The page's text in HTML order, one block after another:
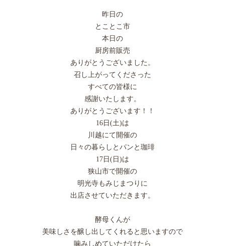
昨日の
とことこ市
本日の
厨房前販売
ありがとうございました。
召し上がってくださった
すべての皆様に
感謝いたします。
ありがとうございます！！
16日(土)は
川越にて開催の
日々の暮らしとパンと珈琲
17日(日)は
狭山市で開催の
明光寺もみじまつりに
出店させていただきます。
酵母くんが
美味しさを醸し出してくれると思いますので
噛みしめていただけたら